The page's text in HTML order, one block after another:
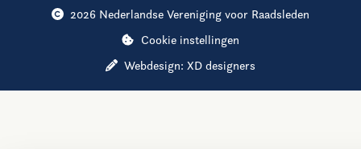
2026 Nederlandse Vereniging voor Raadsleden
Cookie instellingen
Webdesign:XD designers